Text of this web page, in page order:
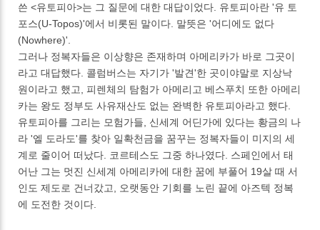
쓴 <유토피아>는 그 질문에 대한 대답이었다. 유토피아란 '유 토
포스(U-Topos)'에서 비롯된 말이다. 말뜻은 '어디에도 없다
(Nowhere)'.
그러나 정복자들은 이상향은 존재하며 아메리카가 바로 그곳이
라고 대답했다. 콜럼버스는 자기가 '발견'한 곳이야말로 지상낙
원이라고 했고, 피렌체의 탐험가 아메리고 베스푸치 또한 아메리
카는 왕도 정부도 사유재산도 없는 완벽한 유토피아라고 했다.
유토피아를 그리는 모험가들, 신세계 어딘가에 있다는 황금의 나
라 '엘 도라도'를 찾아 일확천금을 꿈꾸는 정복자들이 미지의 세
계로 줄이어 떠났다. 코르테스도 그중 하나였다. 스페인에서 태
어난 그는 멋진 신세계 아메리카에 대한 꿈에 부풀어 19살 때 서
인도 제도로 건너갔고, 오랫동안 기회를 노린 끝에 아즈텍 정복
에 도전한 것이다.